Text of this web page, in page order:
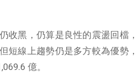
收黑，仍算是良性的震盪回檔，
短線上趨勢仍是多方較為優勢，
億。